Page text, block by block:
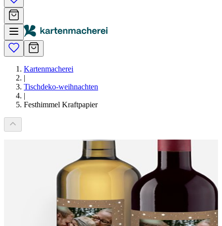
Kartenmacherei
|
Tischdeko-weihnachten
|
Festhimmel Kraftpapier